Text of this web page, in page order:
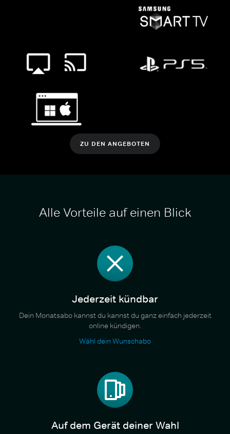
ZU DEN ANGEBOTEN
Alle Vorteile auf einen Blick
Jederzeit kündbar
Dein Monatsabo kannst du kannst du ganz einfach jederzeit
online kündigen.
Wähl dein Wunschabo
Auf dem Gerät deiner Wahl